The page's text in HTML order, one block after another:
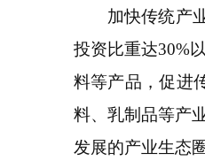
加快传统产业
投资比重达30%
料等产品，促进
料、乳制品等产
发展的产业生态